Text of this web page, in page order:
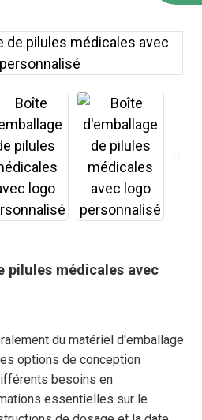
pilules médicales avec
du matériel d'emballage
options de conception
besoins en
essentielles sur le